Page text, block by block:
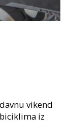
vikend
iz